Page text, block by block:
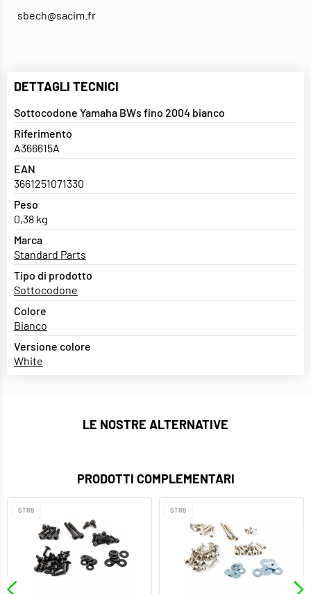
sbech@sacim.fr
DETTAGLI TECNICI
Sottocodone Yamaha BWs fino 2004 bianco
Riferimento
A366615A
EAN
3661251071330
Peso
0,38 kg
Marca
Standard Parts
Tipo di prodotto
Sottocodone
Colore
Bianco
Versione colore
White
LE NOSTRE ALTERNATIVE
PRODOTTI COMPLEMENTARI
STR8 STR8